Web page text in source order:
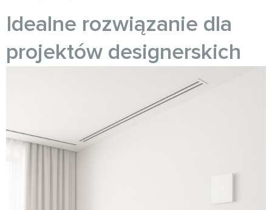
Idealne rozwiązanie dla
projektów designerskich